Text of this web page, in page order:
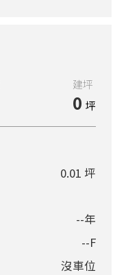
建坪
0 坪
0.01 坪
--年
--F
沒車位